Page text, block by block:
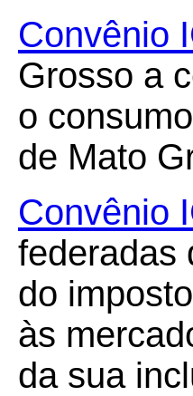
Convênio
Grosso a
o
de Mato
Convênio
federadas
do
às
da sua